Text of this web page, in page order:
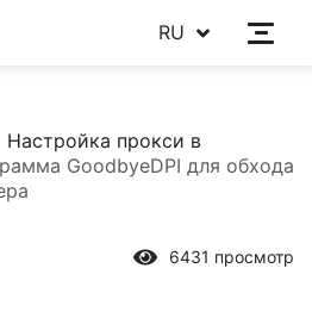
RU
Настройка прокси в
GoodbyeDPI для обхода
6431 просмотр